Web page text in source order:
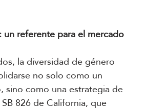
un referente para el mercado
la diversidad de género
no solo como un
sino como una estrategia de
826 de California, que